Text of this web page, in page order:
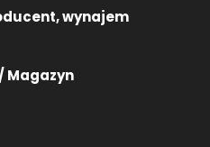
wynajem
Magazyn